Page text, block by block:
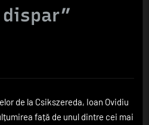
de la Csikszereda, Ioan Ovidiu
față de unul dintre cei mai